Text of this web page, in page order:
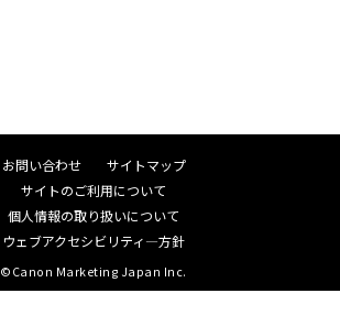
お問い合わせ
サイトマップ
サイトのご利用について
個人情報の取り扱いについて
ウェブアクセシビリティ―方針
©Canon Marketing Japan Inc.